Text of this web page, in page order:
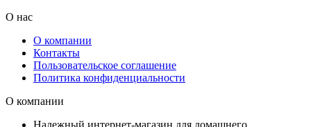
О нас
О компании
Контакты
Пользовательское соглашение
Политика конфиденциальности
О компании
Надежный интернет-магазин для домашнего